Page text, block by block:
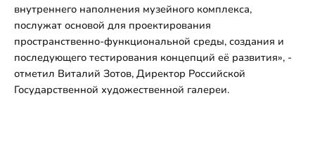
внутреннего наполнения музейного комплекса,
послужат основой для проектирования
пространственно-функциональной среды, создания и
последующего тестирования концепций её развития», -
отметил Виталий Зотов, Директор Российской
Государственной художественной галереи.